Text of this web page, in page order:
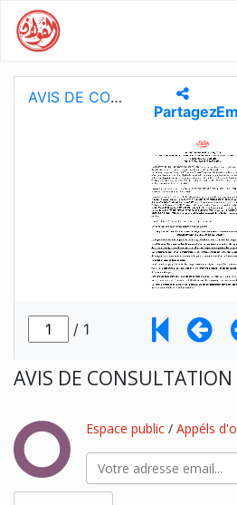
AVIS DE
Espace public / Appéls